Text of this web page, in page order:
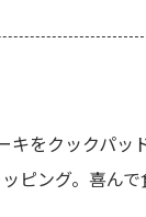
をクックパ
ピング。喜んで